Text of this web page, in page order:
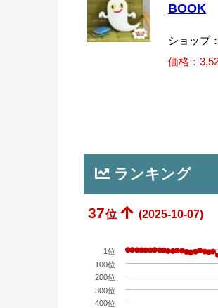
BOOK
ショップ：
価格：
ランキング
37位 (2025-10-07)
1位
100位
200位
300位
400位